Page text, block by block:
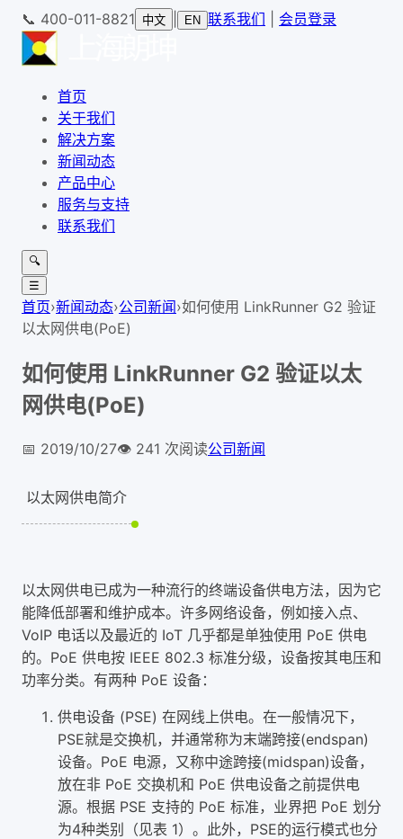
📞 400-011-8821 中文 EN 联系我们 会员登录
首页
关于我们
解决方案
新闻动态
产品中心
服务与支持
联系我们
🔍
☰
首页›新闻动态›公司新闻›如何使用 LinkRunner G2 验证
以太网供电(PoE)
如何使用 LinkRunner G2 验证以太
网供电(PoE)
📅 2019/10/27👁️ 241 次阅读公司新闻
以太网供电简介
以太网供电已成为一种流行的终端设备供电方法，因为它
能降低部署和维护成本。许多网络设备，例如接入点、
VoIP 电话以及最近的 IoT 几乎都是单独使用 PoE 供电
的。PoE 供电按 IEEE 802.3 标准分级，设备按其电压和
功率分类。有两种 PoE 设备：
供电设备 (PSE) 在网线上供电。在一般情况下，
PSE就是交换机，并通常称为末端跨接(endspan)
设备。PoE 电源，又称中途跨接(midspan)设备，
放在非 PoE 交换机和 PoE 供电设备之前提供电
源。根据 PSE 支持的 PoE 标准，业界把 PoE 划分
为4种类别（见表 1）。此外，PSE的运行模式也分